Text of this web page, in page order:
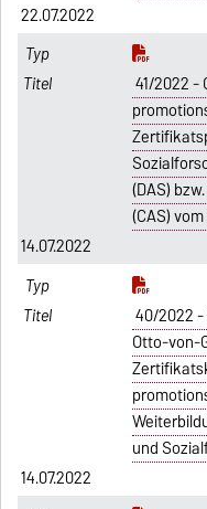
22.07.2022
41/2022 -
(DAS)
(CAS)
14.07.2022
40/2022
Otto-von-
und
14.07.2022